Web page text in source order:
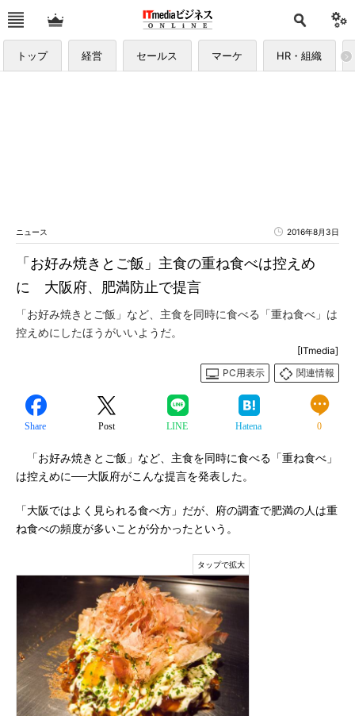
トップ 経営 セールス マーケ HR・組織
ニュース 2016年8月3日
「お好み焼きとご飯」主食の重ね食べは控えめ
に 大阪府、肥満防止で提言
「お好み焼きとご飯」など、主食を同時に食べる「重ね食べ」は
控えめにしたほうがいいようだ。
[ITmedia]
PC用表示
関連情報
Share Post LINE Hatena 0
「お好み焼きとご飯」など、主食を同時に食べる「重ね食べ」
は控えめに──大阪府がこんな提言を発表した。
「大阪ではよく見られる食べ方」だが、府の調査で肥満の人は重
ね食べの頻度が多いことが分かったという。